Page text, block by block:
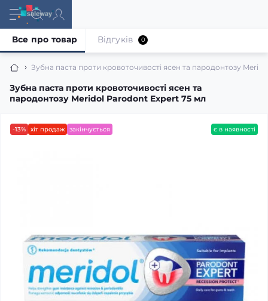
Зубна паста проти кровоточивості ясен та пародонтозу
Зубна паста проти кровоточивості ясен та
пародонтозу Meridol Parodont Expert 75 мл
Все про товар Відгуків 0
-13% хіт продаж закінчується є в наявності